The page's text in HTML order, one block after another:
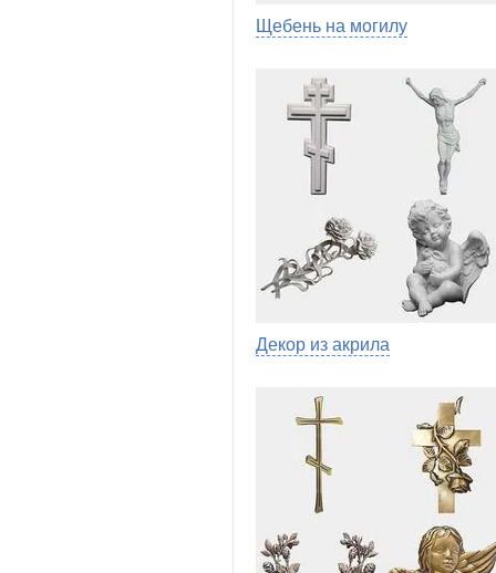
Щебень на могилу
Декор из акрила